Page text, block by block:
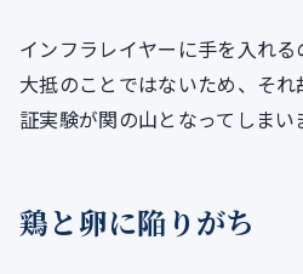
インフラレイヤーに手を入れ
大抵のことではないため、そ
証実験が関の山となってしまい
鶏と卵に陥りがち